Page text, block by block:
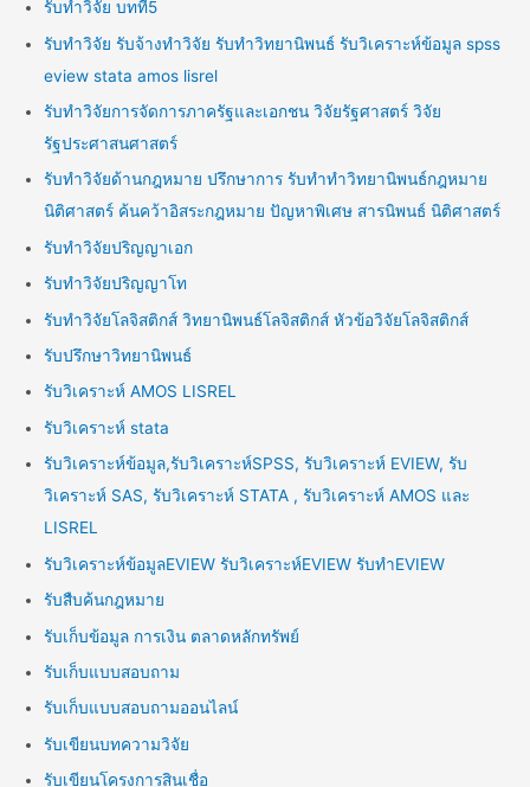
รับทำวิจัย บทที่5
รับทำวิจัย รับจ้างทำวิจัย รับทำวิทยานิพนธ์ รับวิเคราะห์ข้อมูล spss
eview stata amos lisrel
รับทำวิจัยการจัดการภาครัฐและเอกชน วิจัยรัฐศาสตร์ วิจัย
รัฐประศาสนศาสตร์
รับทำวิจัยด้านกฎหมาย ปรึกษาการ รับทำทำวิทยานิพนธ์กฎหมาย
นิติศาสตร์ ค้นคว้าอิสระกฎหมาย ปัญหาพิเศษ สารนิพนธ์ นิติศาสตร์
รับทำวิจัยปริญญาเอก
รับทำวิจัยปริญญาโท
รับทำวิจัยโลจิสติกส์ วิทยานิพนธ์โลจิสติกส์ หัวข้อวิจัยโลจิสติกส์
รับปรึกษาวิทยานิพนธ์
รับวิเคราะห์ AMOS LISREL
รับวิเคราะห์ stata
รับวิเคราะห์ข้อมูล,รับวิเคราะห์SPSS, รับวิเคราะห์ EVIEW, รับ
วิเคราะห์ SAS, รับวิเคราะห์ STATA , รับวิเคราะห์ AMOS และ
LISREL
รับวิเคราะห์ข้อมูลEVIEW รับวิเคราะห์EVIEW รับทำEVIEW
รับสืบค้นกฎหมาย
รับเก็บข้อมูล การเงิน ตลาดหลักทรัพย์
รับเก็บแบบสอบถาม
รับเก็บแบบสอบถามออนไลน์
รับเขียนบทความวิจัย
รับเขียนโครงการสินเชื่อ